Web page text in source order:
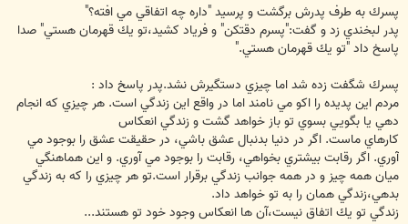
پسرك به طرف پدرش برگشت و پرسيد "داره چه اتفاقي مي افته؟"
پدر لبخندي زد و گفت:"پسرم دقتكن" و فرياد كشيد،تو يك قهرمان هستي" صدا
پاسخ داد "تو يك قهرمان هستي."
پسرك شگفت زده شد اما چيزي دستگيرش نشد.پدر پاسخ داد :
مردم اين پديده را اكو مي نامند اما در واقع اين زندگي است. هر چيزي كه انجام
دهي يا بگويي بسوي تو باز خواهد گشت و زندگي انعكاس
كارهاي ماست. اگر در دنيا بدنبال عشق باشي، در حقيقت عشق را بوجود مي
آوري. اگر رقابت بيشتري بخواهي، رقابت را بوجود مي آوري. و اين هماهنگي
ميان همه چيز و در همه جوانب زندگي برقرار است.تو هر چيزي را كه به زندگي
بدهي،زندگي همان را به تو خواهد داد.
زندگي تو يك اتفاق نيست،آن ها انعكاس وجود خود تو هستند...